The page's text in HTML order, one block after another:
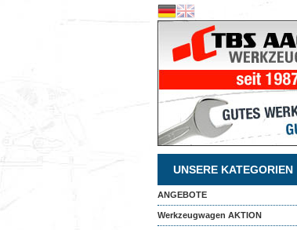
UNSERE KATEGORIEN
ANGEBOTE
Werkzeugwagen AKTION